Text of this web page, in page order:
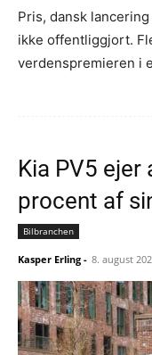
Pris, dansk
ikke offentliggjort.
verdenspremieren i
Kia PV5
procent af
Bilbranchen
Kasper Erling - 8. august